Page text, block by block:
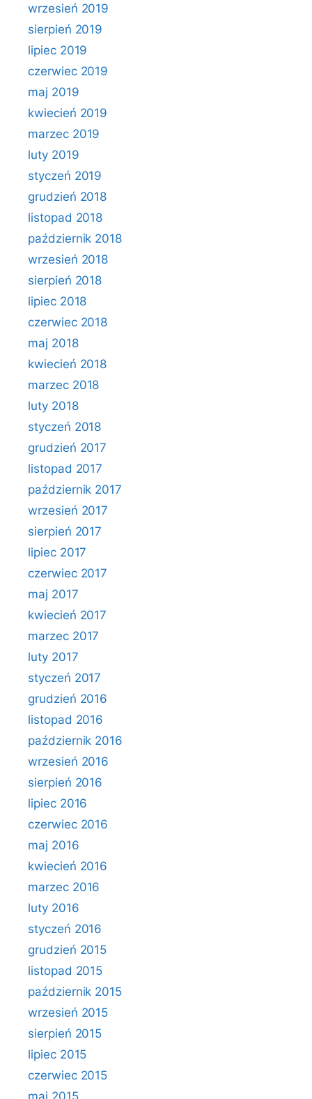
wrzesień 2019
sierpień 2019
lipiec 2019
czerwiec 2019
maj 2019
kwiecień 2019
marzec 2019
luty 2019
styczeń 2019
grudzień 2018
listopad 2018
październik 2018
wrzesień 2018
sierpień 2018
lipiec 2018
czerwiec 2018
maj 2018
kwiecień 2018
marzec 2018
luty 2018
styczeń 2018
grudzień 2017
listopad 2017
październik 2017
wrzesień 2017
sierpień 2017
lipiec 2017
czerwiec 2017
maj 2017
kwiecień 2017
marzec 2017
luty 2017
styczeń 2017
grudzień 2016
listopad 2016
październik 2016
wrzesień 2016
sierpień 2016
lipiec 2016
czerwiec 2016
maj 2016
kwiecień 2016
marzec 2016
luty 2016
styczeń 2016
grudzień 2015
listopad 2015
październik 2015
wrzesień 2015
sierpień 2015
lipiec 2015
czerwiec 2015
maj 2015